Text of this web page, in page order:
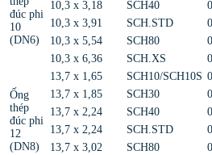
đúc phi
10
(DN6)
10,3 x 3,18
SCH40
10,3 x 3,91
SCH.STD
10,3 x 5,54
SCH80
10,3 x 6,36
SCH.XS
Ống
thép
đúc phi
12
(DN8)
13,7 x 1,65 SCH10/SCH10S
13,7 x 1,85
SCH30
13,7 x 2,24
SCH40
13,7 x 2,24
SCH.STD
13,7 x 3,02
SCH80